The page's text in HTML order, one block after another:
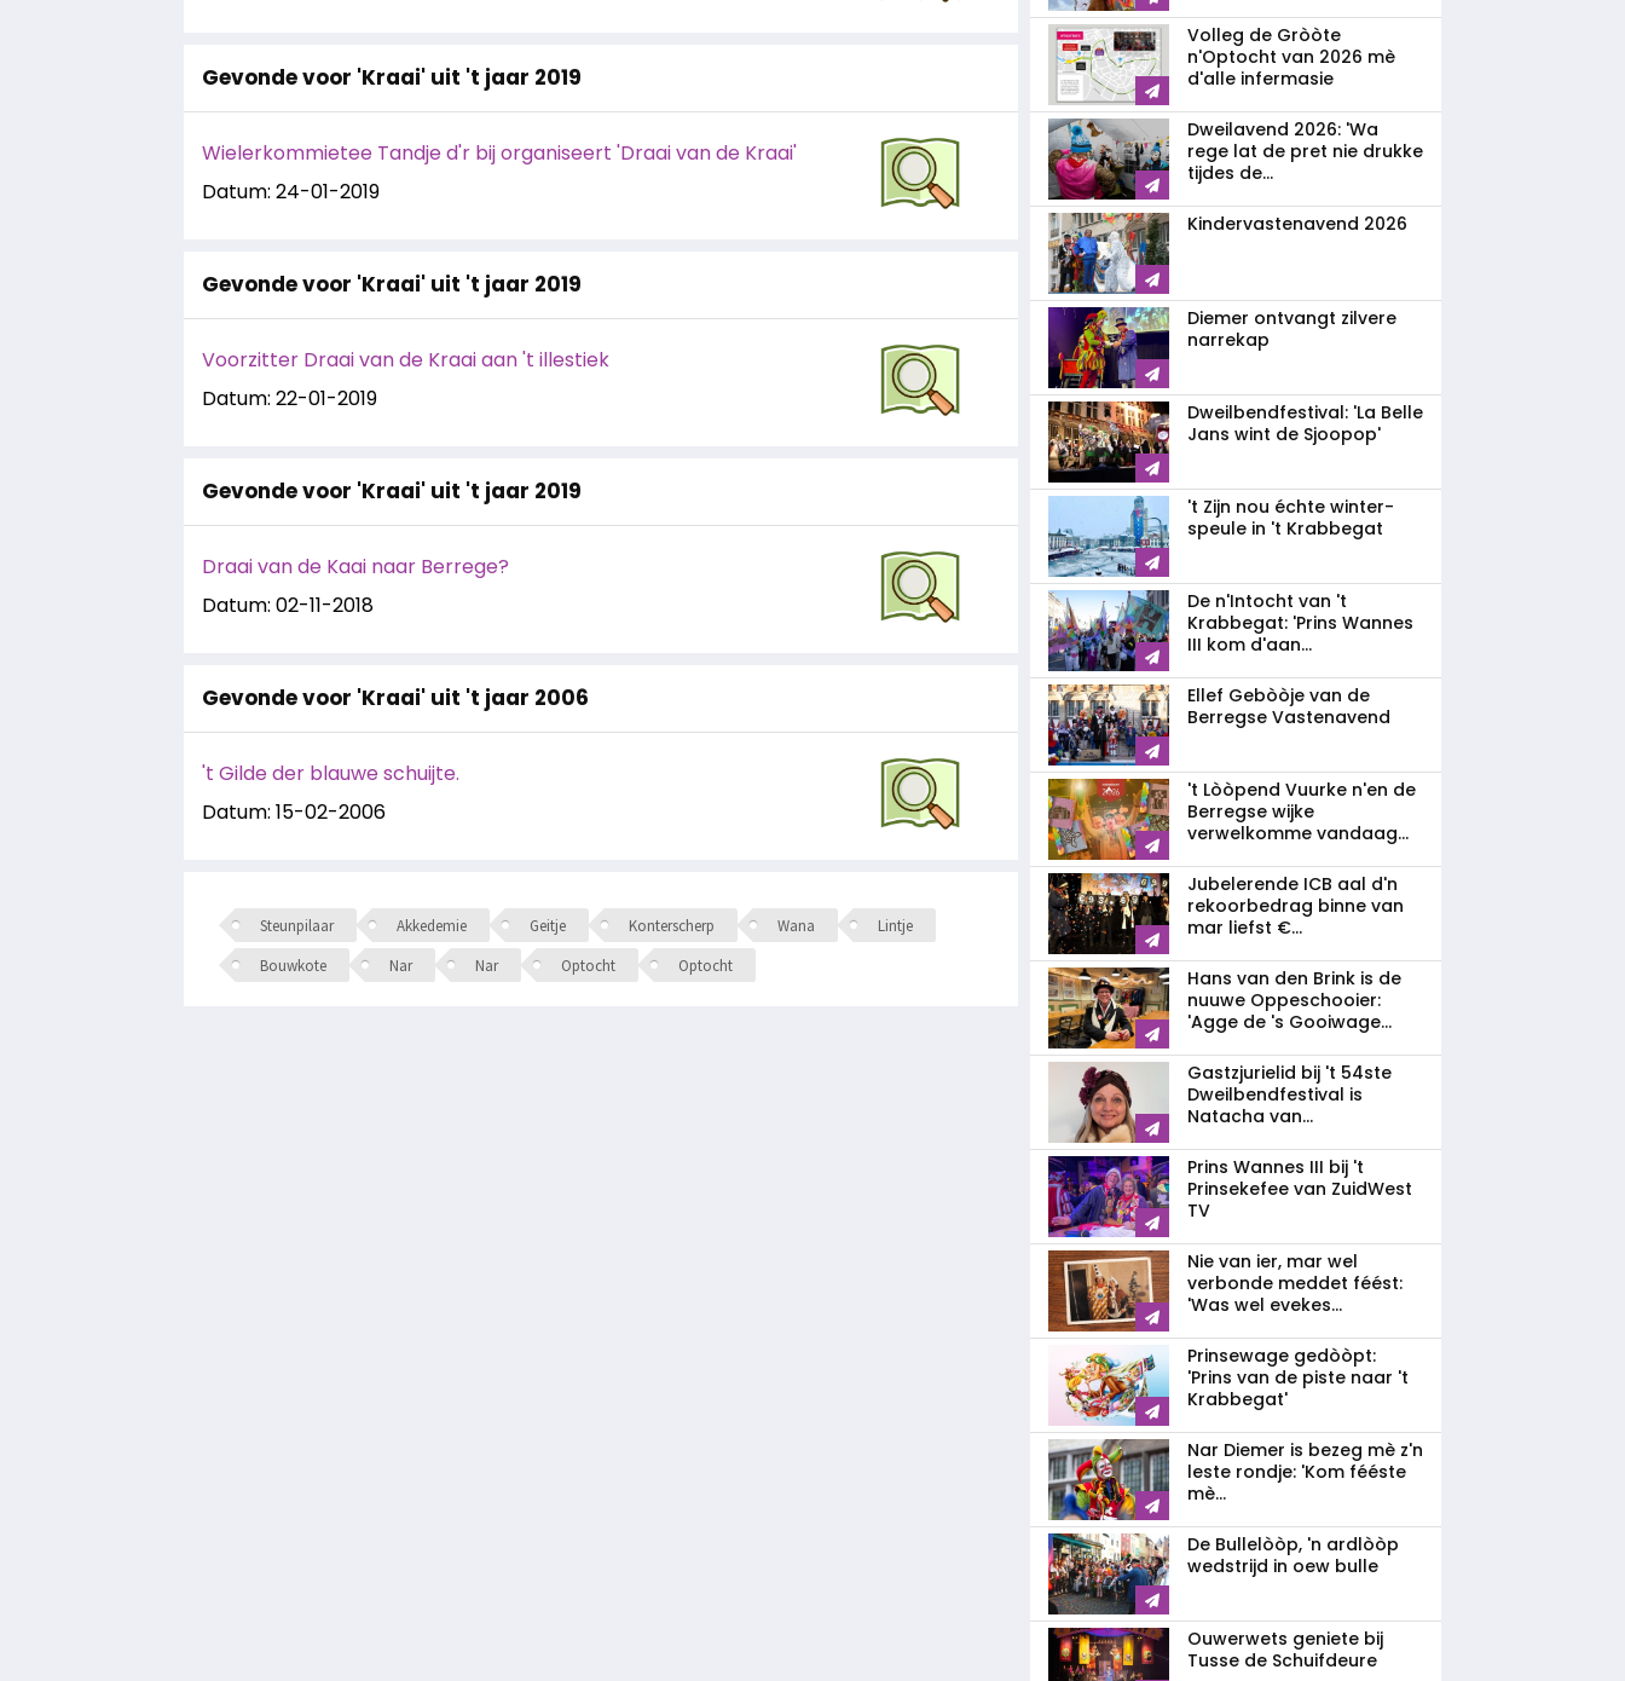
Gevonde voor 'Kraai' uit 't jaar 2019
Wielerkommietee Tandje d'r bij organiseert 'Draai van de Kraai'
Datum: 24-01-2019
Gevonde voor 'Kraai' uit 't jaar 2019
Voorzitter Draai van de Kraai aan 't illestiek
Datum: 22-01-2019
Gevonde voor 'Kraai' uit 't jaar 2019
Draai van de Kaai naar Berrege?
Datum: 02-11-2018
Gevonde voor 'Kraai' uit 't jaar 2006
't Gilde der blauwe schuijte.
Datum: 15-02-2006
Steunpilaar Akkedemie Geitje Konterscherp Wana
Lintje
Bouwkote
Nar Nar Optocht Optocht
Volleg de Gròòte
n'Optocht van 2026 mè
d'alle infermasie
Dweilavend 2026: 'Wa
rege lat de pret nie drukke
tijdes de...
Kindervastenavend 2026
Diemer ontvangt zilvere
narrekap
Dweilbendfestival: 'La Belle
Jans wint de Sjoopop'
't Zijn nou échte winter-
speule in 't Krabbegat
De n'Intocht van 't
Krabbegat: 'Prins Wannes
III kom d'aan...
Ellef Gebòòje van de
Berregse Vastenavend
't Lòòpend Vuurke n'en de
Berregse wijke
verwelkomme vandaag...
Jubelerende ICB aal d'n
rekoorbedrag binne van
mar liefst €...
Hans van den Brink is de
nuuwe Oppeschooier:
'Agge de 's Gooiwage...
Gastzjurielid bij 't 54ste
Dweilbendfestival is
Natacha van...
Prins Wannes III bij 't
Prinsekefee van ZuidWest
TV
Nie van ier, mar wel
verbonde meddet féést:
'Was wel evekes...
Prinsewage gedòòpt:
'Prins van de piste naar 't
Krabbegat'
Nar Diemer is bezeg mè z'n
leste rondje: 'Kom fééste
mè...
De Bullelòòp, 'n ardlòòp
wedstrijd in oew bulle
Ouwerwets geniete bij
Tusse de Schuifdeure